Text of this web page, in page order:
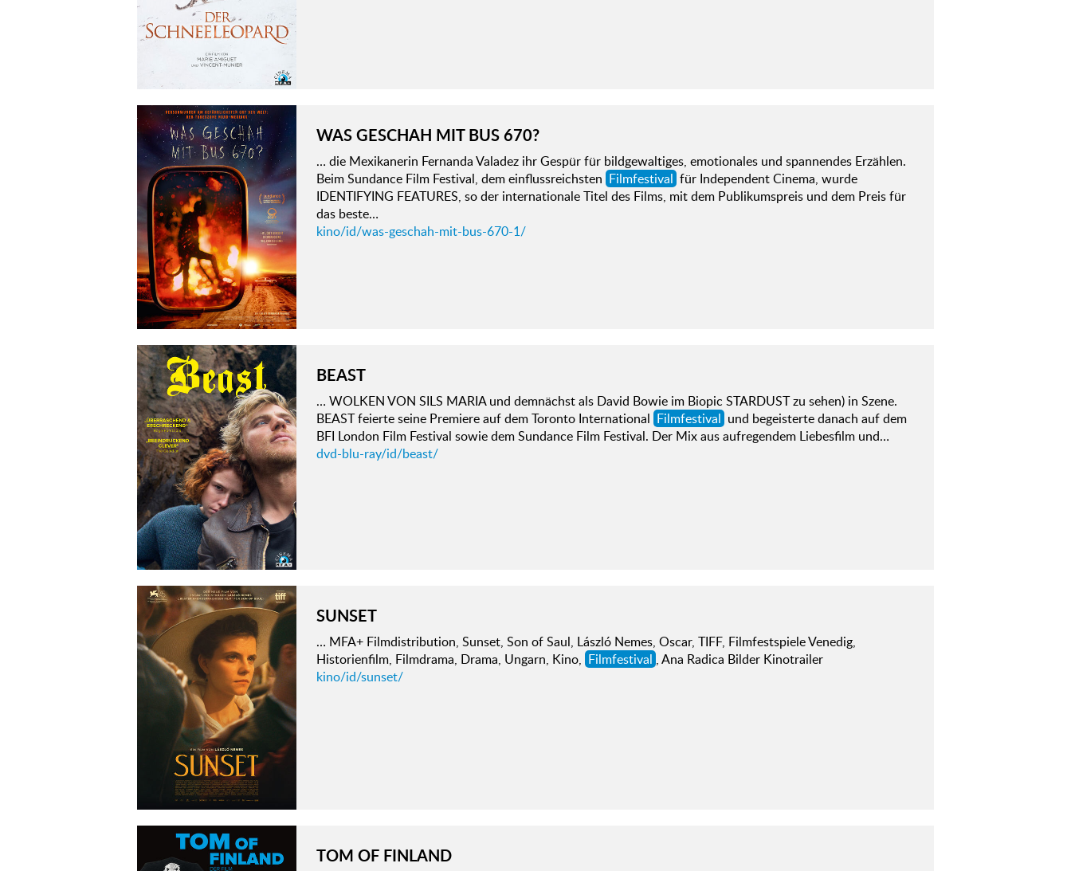
WAS GESCHAH MIT BUS 670?
… die Mexikanerin Fernanda Valadez ihr Gespür für bildgewaltiges, emotionales und spannendes Erzählen.
Beim Sundance Film Festival, dem einflussreichsten Filmfestival für Independent Cinema, wurde
IDENTIFYING FEATURES, so der internationale Titel des Films, mit dem Publikumspreis und dem Preis für
das beste…
kino/id/was-geschah-mit-bus-670-1/
BEAST
… WOLKEN VON SILS MARIA und demnächst als David Bowie im Biopic STARDUST zu sehen) in Szene.
BEAST feierte seine Premiere auf dem Toronto International Filmfestival und begeisterte danach auf dem
BFI London Film Festival sowie dem Sundance Film Festival. Der Mix aus aufregendem Liebesfilm und…
dvd-blu-ray/id/beast/
SUNSET
… MFA+ Filmdistribution, Sunset, Son of Saul, László Nemes, Oscar, TIFF, Filmfestspiele Venedig,
Historienfilm, Filmdrama, Drama, Ungarn, Kino, Filmfestival , Ana Radica Bilder Kinotrailer
kino/id/sunset/
TOM OF FINLAND